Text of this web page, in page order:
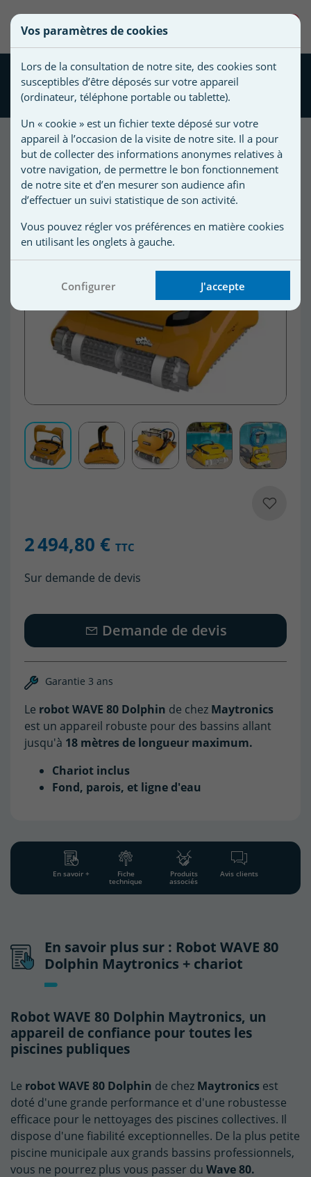
Robot WAVE 80 Dolphin
Maytronics + chariot
2 494,80 € TTC
Sur demande de devis
Demande de devis
Garantie 3 ans
Le robot WAVE 80 Dolphin de chez Maytronics
est un appareil robuste pour des bassins allant
jusqu'à 18 mètres de longueur maximum.
Chariot inclus
Fond, parois, et ligne d'eau
En savoir + Fiche
technique
Produits
associés
Avis clients
En savoir plus sur : Robot WAVE 80
Dolphin Maytronics + chariot
Robot WAVE 80 Dolphin Maytronics, un
appareil de confiance pour toutes les
piscines publiques
Le robot WAVE 80 Dolphin de chez Maytronics est
doté d'une grande performance et d'une robustesse
efficace pour le nettoyages des piscines collectives. Il
dispose d'une fiabilité exceptionnelles. De la plus petite
piscine municipale aux grands bassins professionnels,
vous ne pourrez plus vous passer du Wave 80.
Créer une nouvelle liste
une
liste
Nom de
d'envies
Vous
devez
être
connecté
pour
ajouter
des
produits
à
votre
liste
Vos paramètres de cookies
Lors de la consultation de notre site, des cookies sont
susceptibles d’être déposés sur votre appareil
(ordinateur, téléphone portable ou tablette).
Un « cookie » est un fichier texte déposé sur votre
appareil à l’occasion de la visite de notre site. Il a pour
but de collecter des informations anonymes relatives à
votre navigation, de permettre le bon fonctionnement
de notre site et d’en mesurer son audience afin
d’effectuer un suivi statistique de son activité.
Vous pouvez régler vos préférences en matière cookies
en utilisant les onglets à gauche.
Configurer J'accepte